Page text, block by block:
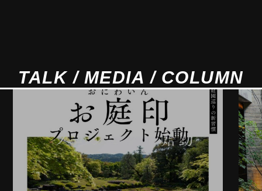
TALK / MEDIA / COLUMN